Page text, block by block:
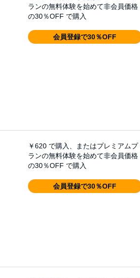
ランの無料体験を始めて非会員価格
の30％OFF で購入
会員登録で30％OFF
￥620 で購入、またはプレミアムプ
ランの無料体験を始めて非会員価格
の30％OFF で購入
会員登録で30％OFF